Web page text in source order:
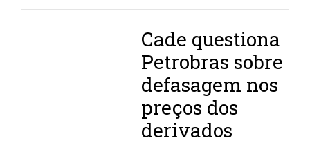
Cade questiona
Petrobras sobre
defasagem nos
preços dos
derivados